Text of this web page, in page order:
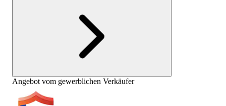
Angebot vom gewerblichen Verkäufer